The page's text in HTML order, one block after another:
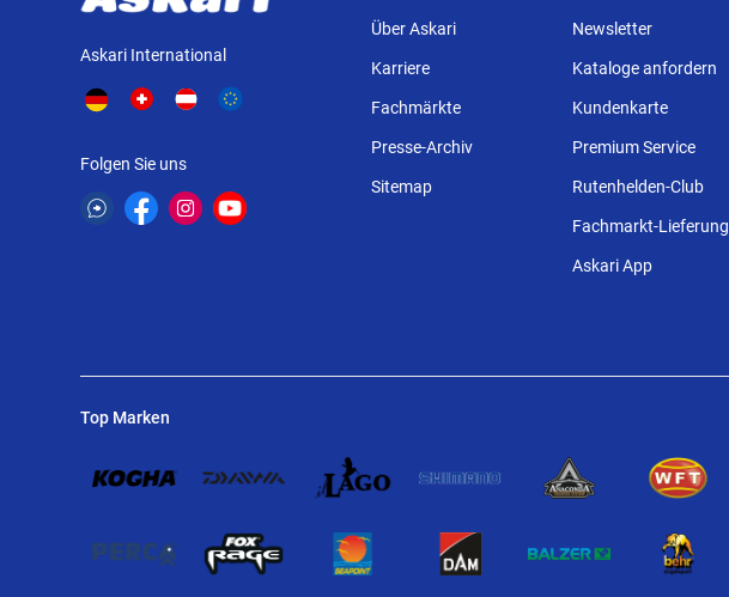
Askari International
Folgen Sie uns
Über Askari
Karriere
Fachmärkte
Presse-Archiv
Sitemap
Newsletter
Kataloge anfordern
Kundenkarte
Premium Service
Rutenhelden-Club
Fachmarkt-Lieferung
Askari App
Top Marken